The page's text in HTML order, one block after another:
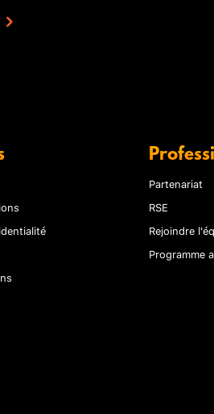
Partenariat
RSE
Rejoindre
Programme